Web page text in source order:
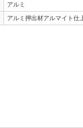
アルミ
アルミ押出材アルマイト仕